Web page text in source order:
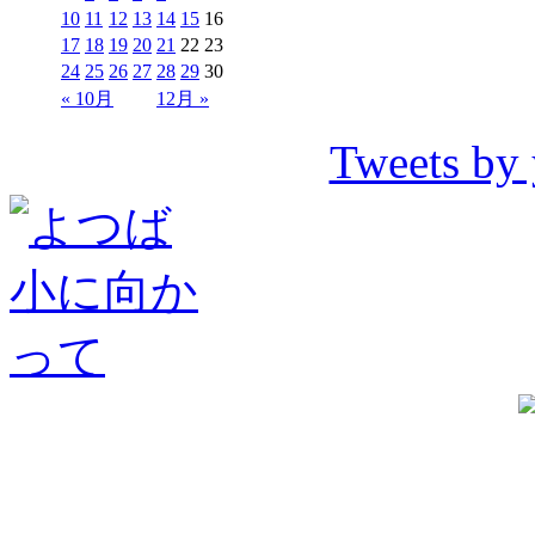
« 10月 12月 »
10 11 12 13 14 15 16
17 18 19 20 21 22 23
24 25 26 27 28 29 30
Tweets